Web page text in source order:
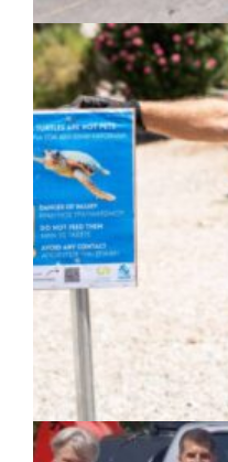
ΚΟΙΝΩΝΙΑ | 07/08/2026 ·
HYMETTUS
δίκτυο
στον Υμηττό
ΚΟΙΝΩΝΙΑ | 07/08/2026 ·